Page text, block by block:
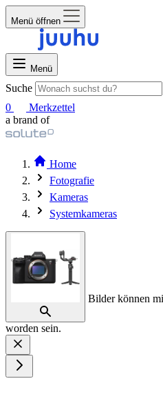
Menü öffnen
Menü
Suche
0
Merkzettel
a brand of
Home
Fotografie
Kameras
Systemkameras
Bilder können
worden sein.